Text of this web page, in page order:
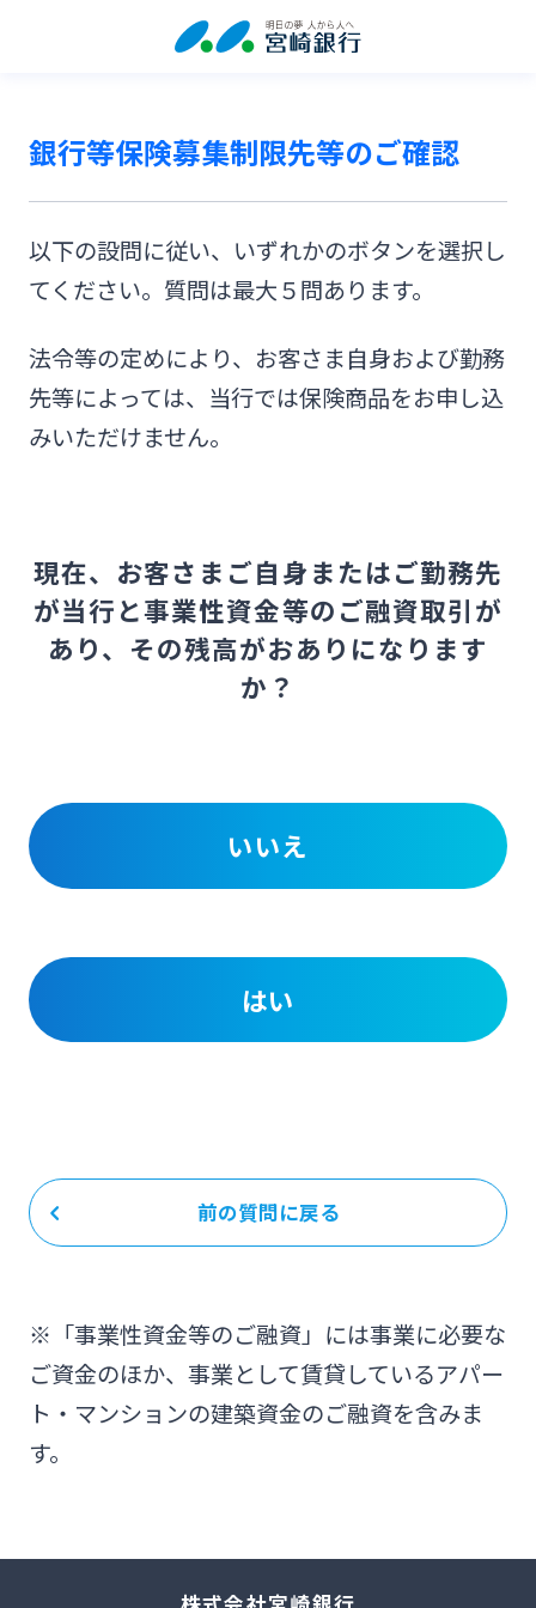
銀行等保険募集制限先等のご確認
以下の設問に従い、いずれかのボタンを選択し
てください。質問は最大５問あります。
法令等の定めにより、お客さま自身および勤務
先等によっては、当行では保険商品をお申し込
みいただけません。
現在、お客さまご自身またはご勤務先
が当行と事業性資金等のご融資取引が
あり、その残高がおありになります
か？
いいえ
はい
前の質問に戻る
※「事業性資金等のご融資」には事業に必要な
ご資金のほか、事業として賃貸しているアパー
ト・マンションの建築資金のご融資を含みま
す。